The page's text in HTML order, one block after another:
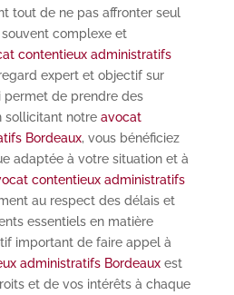
tout de ne pas affronter seul
complexe et
contentieux administratifs
expert et objectif sur
permet de prendre des
sollicitant notre avocat
Bordeaux, vous bénéficiez
adaptée à votre situation et à
contentieux administratifs
au respect des délais et
essentiels en matière
important de faire appel à
administratifs Bordeauxest
et de vos intérêts à chaque